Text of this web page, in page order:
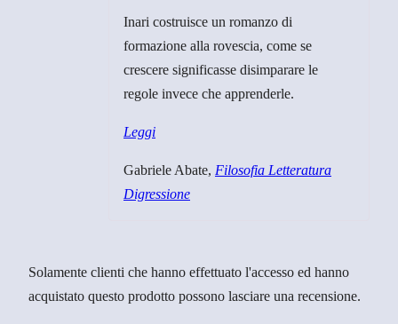
Inari costruisce un romanzo di
formazione alla rovescia, come se
crescere significasse disimparare le
regole invece che apprenderle.
Leggi
Gabriele Abate, Filosofia Letteratura
Digressione
Solamente clienti che hanno effettuato l'accesso ed hanno
acquistato questo prodotto possono lasciare una recensione.